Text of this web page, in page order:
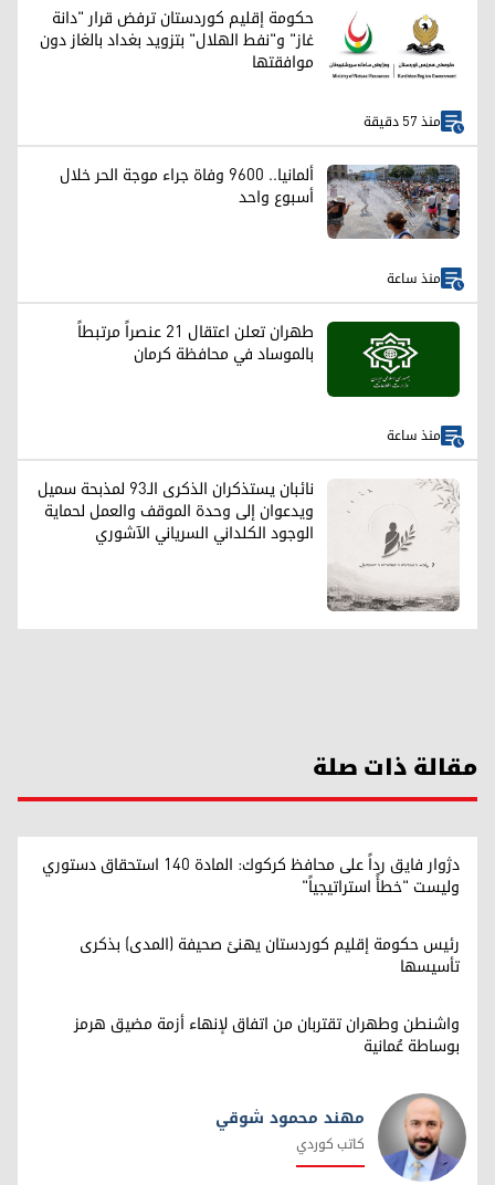
حكومة إقليم كوردستان ترفض قرار "دانة
غاز" و"نفط الهلال" بتزويد بغداد بالغاز دون
موافقتها
منذ 57 دقيقة
ألمانيا.. 9600 وفاة جراء موجة الحر خلال
أسبوع واحد
منذ ساعة
طهران تعلن اعتقال 21 عنصراً مرتبطاً
بالموساد في محافظة كرمان
منذ ساعة
نائبان يستذكران الذكرى الـ93 لمذبحة سميل
ويدعوان إلى وحدة الموقف والعمل لحماية
الوجود الكلداني السرياني الآشوري
مقالة ذات صلة
دژوار فايق رداً على محافظ كركوك: المادة 140 استحقاق دستوري
وليست "خطأً استراتيجياً"
رئيس حكومة إقليم كوردستان يهنئ صحيفة (المدى) بذكرى
تأسيسها
واشنطن وطهران تقتربان من اتفاق لإنهاء أزمة مضيق هرمز
بوساطة عُمانية
مهند محمود شوقي
كاتب كوردي